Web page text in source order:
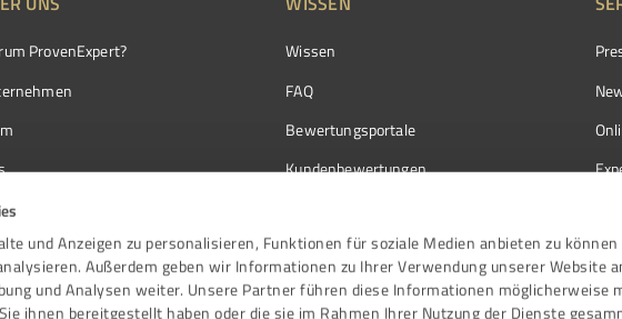
und Anzeigen zu personalisieren, Funktionen für soziale Medien anbieten zu können
Außerdem geben wir Informationen zu Ihrer Verwendung unserer Website
und Analysen weiter. Unsere Partner führen diese Informationen möglicherweise
ihnen bereitgestellt haben oder die sie im Rahmen Ihrer Nutzung der Dienste
ProvenExpert?
Wissen
FAQ
Bewertungsportale
Kundenbewertungen
Bewertungs­richtlinien
Events